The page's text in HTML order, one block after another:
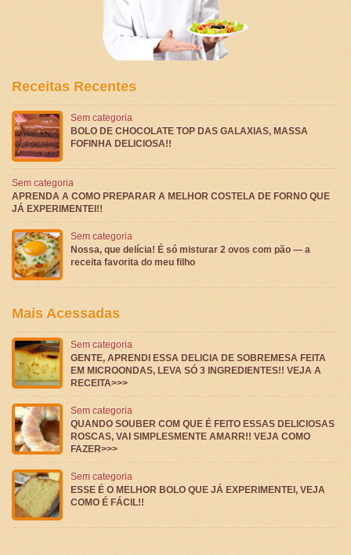
Receitas Recentes
Sem categoria
BOLO DE CHOCOLATE TOP DAS GALAXIAS, MASSA
FOFINHA DELICIOSA!!
Sem categoria
APRENDA A COMO PREPARAR A MELHOR COSTELA DE FORNO QUE
JÁ EXPERIMENTEI!!
Sem categoria
Nossa, que delícia! É só misturar 2 ovos com pão — a
receita favorita do meu filho
Mais Acessadas
Sem categoria
GENTE, APRENDI ESSA DELICIA DE SOBREMESA FEITA
EM MICROONDAS, LEVA SÓ 3 INGREDIENTES!! VEJA A
RECEITA>>>
Sem categoria
QUANDO SOUBER COM QUE É FEITO ESSAS DELICIOSAS
ROSCAS, VAI SIMPLESMENTE AMARR!! VEJA COMO
FAZER>>>
Sem categoria
ESSE É O MELHOR BOLO QUE JÁ EXPERIMENTEI, VEJA
COMO É FÁCIL!!